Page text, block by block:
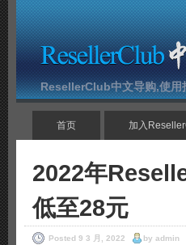
ResellerClub中文导购,使用
首页 加入
2022年
低至28元
Posted 9 3 月, 2022 by admin